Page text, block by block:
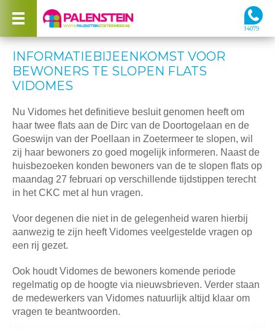
14079
INFORMATIEBIJEENKOMST VOOR
BEWONERS TE SLOPEN FLATS
VIDOMES
Nu Vidomes het definitieve besluit genomen heeft om
haar twee flats aan de Dirc van de Doortogelaan en de
Goeswijn van der Poellaan in Zoetermeer te slopen, wil
zij haar bewoners zo goed mogelijk informeren. Naast de
huisbezoeken konden bewoners van de te slopen flats op
maandag 27 februari op verschillende tijdstippen terecht
in het CKC met al hun vragen.
Voor degenen die niet in de gelegenheid waren hierbij
aanwezig te zijn heeft Vidomes veelgestelde vragen op
een rij gezet.
Ook houdt Vidomes de bewoners komende periode
regelmatig op de hoogte via nieuwsbrieven. Verder staan
de medewerkers van Vidomes natuurlijk altijd klaar om
vragen te beantwoorden.